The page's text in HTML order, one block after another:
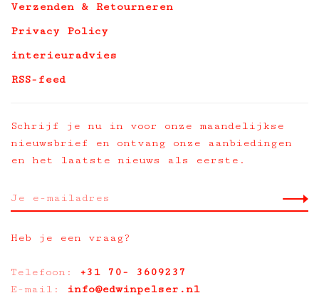
Verzenden & Retourneren
Privacy Policy
interieuradvies
RSS-feed
Schrijf je nu in voor onze maandelijkse
nieuwsbrief en ontvang onze aanbiedingen
en het laatste nieuws als eerste.
Heb je een vraag?
Telefoon: +31 70- 3609237
E-mail:
info@edwinpelser.nl